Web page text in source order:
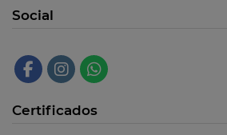
Social
Certificados